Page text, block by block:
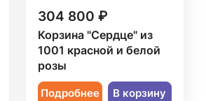
304 800 ₽
Корзина "Сердце" из
1001 красной и белой
розы
Подробнее В корзину